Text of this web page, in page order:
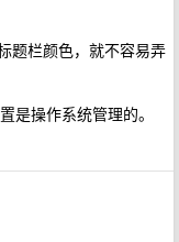
题栏颜色，就不容易弄
是操作系统管理的。